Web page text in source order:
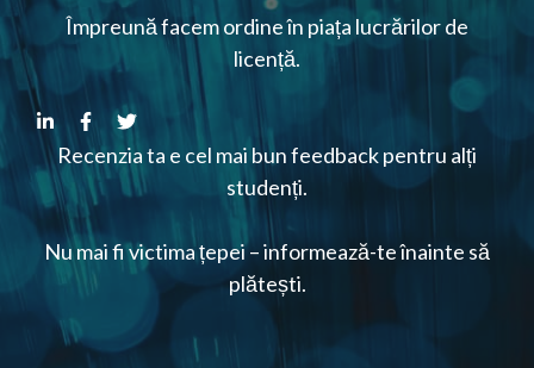
Împreună facem ordine în piața lucrărilor de
licență.
Recenzia ta e cel mai bun feedback pentru alți
studenți.
Nu mai fi victima țepei – informează-te înainte să
plătești.